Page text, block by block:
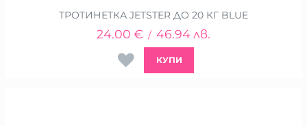
ТРОТИНЕТКА JETSTER ДО 20 КГ BLUE
24.00 € / 46.94лв.
КУПИ